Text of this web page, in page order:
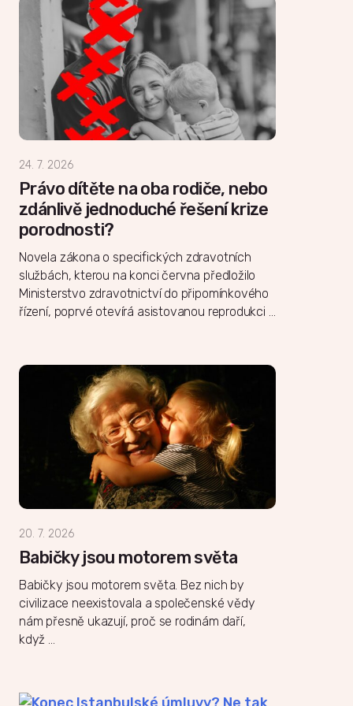
Právo dítěte na oba rodiče, nebo
zdánlivě jednoduché řešení krize
porodnosti?
24. 7. 2026
Novela zákona o specifických zdravotních
službách, kterou na konci června předložilo
Ministerstvo zdravotnictví do připomínkového
řízení, poprvé otevírá asistovanou reprodukci …
Babičky jsou motorem světa
20. 7. 2026
Babičky jsou motorem světa. Bez nich by
civilizace neexistovala a společenské vědy
nám přesně ukazují, proč se rodinám daří,
když …